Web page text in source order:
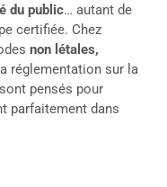
du public… autant de
certifiée. Chez
non létales,
réglementation sur la
pensés pour
parfaitement dans